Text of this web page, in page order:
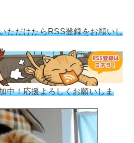
ただけたらRSS登録をお願いし
中！応援よろしくお願いしま